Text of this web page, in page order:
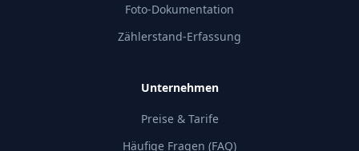
Foto-Dokumentation
Zählerstand-Erfassung
Unternehmen
Preise & Tarife
Häufige Fragen (FAQ)